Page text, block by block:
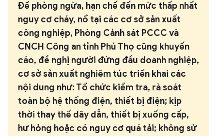
Để phòng ngừa, hạn chế đến mức thấp nhất
nguy cơ cháy, nổ tại các cơ sở sản xuất
công nghiệp, Phòng Cảnh sát PCCC và
CNCH Công an tỉnh Phú Thọ cũng khuyến
cáo, đề nghị người đứng đầu doanh nghiệp,
cơ sở sản xuất nghiêm túc triển khai các
nội dung như: Tổ chức kiểm tra, rà soát
toàn bộ hệ thống điện, thiết bị điện; kịp
thời thay thế dây dẫn, thiết bị xuống cấp,
hư hỏng hoặc có nguy cơ quá tải; không sử